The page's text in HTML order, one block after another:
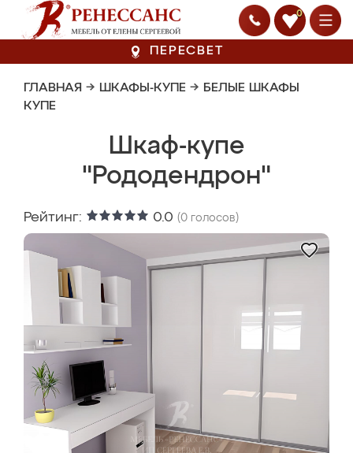
0
ПЕРЕСВЕТ
ГЛАВНАЯ → ШКАФЫ-КУПЕ → БЕЛЫЕ ШКАФЫ
КУПЕ
Шкаф-купе
"Рододендрон"
Рейтинг: 0.0 (0 голосов)